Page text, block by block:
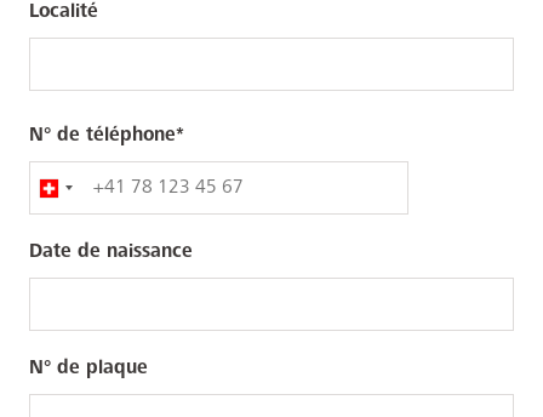
Localité
N° de téléphone
Date de naissance
N° de plaque